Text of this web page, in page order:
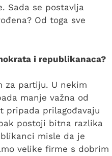
Sada se postavlja
Od toga sve
i republikanaca?
za partiju. U nekim
manje važna od
pripada prilagođavaju
postoji bitna razlika
misle da je
velike firme s dobrim